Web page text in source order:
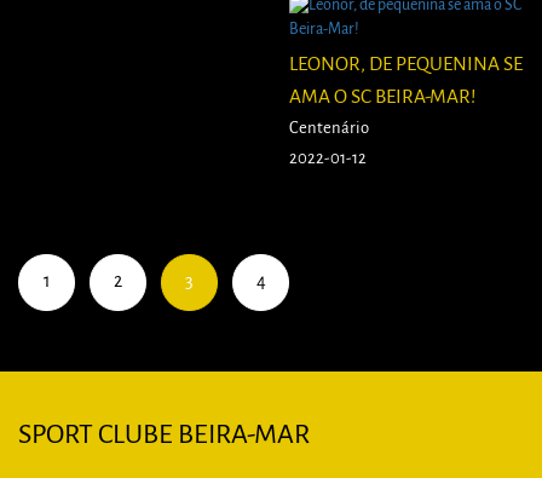
LEONOR, DE PEQUENINA SE
AMA O SC BEIRA-MAR!
Centenário
2022-01-12
1 2 3 4
SPORT CLUBE BEIRA-MAR